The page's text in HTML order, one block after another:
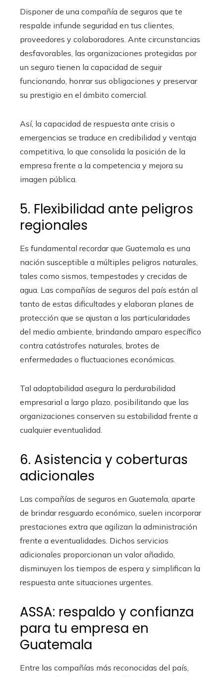
Disponer de una compañía de seguros que te
respalde infunde seguridad en tus clientes,
proveedores y colaboradores. Ante circunstancias
desfavorables, las organizaciones protegidas por
un seguro tienen la capacidad de seguir
funcionando, honrar sus obligaciones y preservar
su prestigio en el ámbito comercial.
Así, la capacidad de respuesta ante crisis o
emergencias se traduce en credibilidad y ventaja
competitiva, lo que consolida la posición de la
empresa frente a la competencia y mejora su
imagen pública.
5. Flexibilidad ante peligros
regionales
Es fundamental recordar que Guatemala es una
nación susceptible a múltiples peligros naturales,
tales como sismos, tempestades y crecidas de
agua. Las compañías de seguros del país están al
tanto de estas dificultades y elaboran planes de
protección que se ajustan a las particularidades
del medio ambiente, brindando amparo específico
contra catástrofes naturales, brotes de
enfermedades o fluctuaciones económicas.
Tal adaptabilidad asegura la perdurabilidad
empresarial a largo plazo, posibilitando que las
organizaciones conserven su estabilidad frente a
cualquier eventualidad.
6. Asistencia y coberturas
adicionales
Las compañías de seguros en Guatemala, aparte
de brindar resguardo económico, suelen incorporar
prestaciones extra que agilizan la administración
frente a eventualidades. Dichos servicios
adicionales proporcionan un valor añadido,
disminuyen los tiempos de espera y simplifican la
respuesta ante situaciones urgentes.
ASSA: respaldo y confianza
para tu empresa en
Guatemala
Entre las compañías más reconocidas del país,